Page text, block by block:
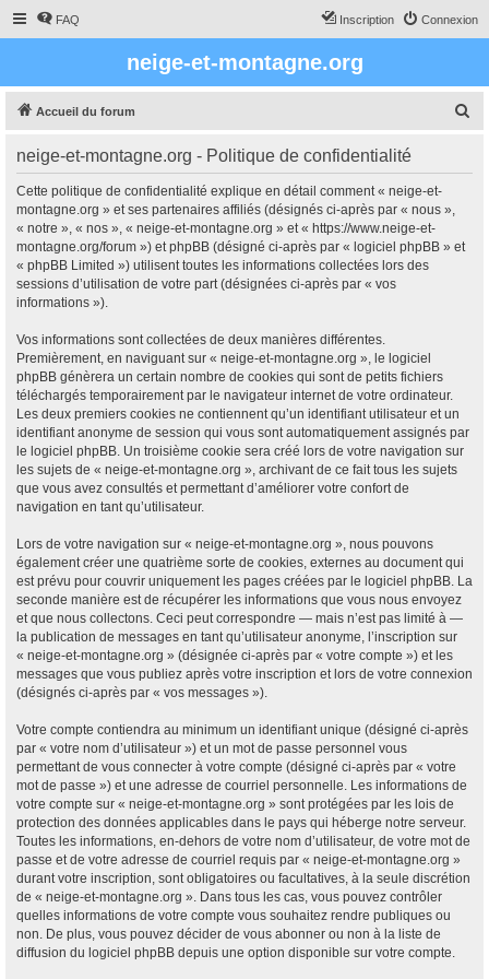
FAQ Connexion
Inscription
neige-et-montagne.org
Accueil du forum
neige-et-montagne.org - Politique de confidentialité
Cette politique de confidentialité explique en détail comment « neige-et-
montagne.org » et ses partenaires affiliés (désignés ci-après par « nous »,
« notre », « nos », « neige-et-montagne.org » et « https://www.neige-et-
montagne.org/forum ») et phpBB (désigné ci-après par « logiciel phpBB » et
« phpBB Limited ») utilisent toutes les informations collectées lors des
sessions d’utilisation de votre part (désignées ci-après par « vos
informations »).
Vos informations sont collectées de deux manières différentes.
Premièrement, en naviguant sur « neige-et-montagne.org », le logiciel
phpBB génèrera un certain nombre de cookies qui sont de petits fichiers
téléchargés temporairement par le navigateur internet de votre ordinateur.
Les deux premiers cookies ne contiennent qu’un identifiant utilisateur et un
identifiant anonyme de session qui vous sont automatiquement assignés par
le logiciel phpBB. Un troisième cookie sera créé lors de votre navigation sur
les sujets de « neige-et-montagne.org », archivant de ce fait tous les sujets
que vous avez consultés et permettant d’améliorer votre confort de
navigation en tant qu’utilisateur.
Lors de votre navigation sur « neige-et-montagne.org », nous pouvons
également créer une quatrième sorte de cookies, externes au document qui
est prévu pour couvrir uniquement les pages créées par le logiciel phpBB. La
seconde manière est de récupérer les informations que vous nous envoyez
et que nous collectons. Ceci peut correspondre — mais n’est pas limité à —
la publication de messages en tant qu’utilisateur anonyme, l’inscription sur
« neige-et-montagne.org » (désignée ci-après par « votre compte ») et les
messages que vous publiez après votre inscription et lors de votre connexion
(désignés ci-après par « vos messages »).
Votre compte contiendra au minimum un identifiant unique (désigné ci-après
par « votre nom d’utilisateur ») et un mot de passe personnel vous
permettant de vous connecter à votre compte (désigné ci-après par « votre
mot de passe ») et une adresse de courriel personnelle. Les informations de
votre compte sur « neige-et-montagne.org » sont protégées par les lois de
protection des données applicables dans le pays qui héberge notre serveur.
Toutes les informations, en-dehors de votre nom d’utilisateur, de votre mot de
passe et de votre adresse de courriel requis par « neige-et-montagne.org »
durant votre inscription, sont obligatoires ou facultatives, à la seule discrétion
de « neige-et-montagne.org ». Dans tous les cas, vous pouvez contrôler
quelles informations de votre compte vous souhaitez rendre publiques ou
non. De plus, vous pouvez décider de vous abonner ou non à la liste de
diffusion du logiciel phpBB depuis une option disponible sur votre compte.